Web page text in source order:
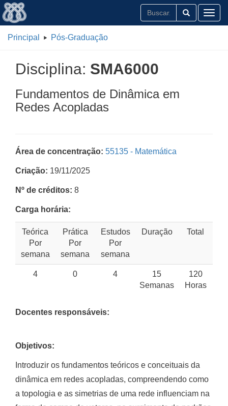
Principal Pós-Graduação
Disciplina: SMA6000
Fundamentos de Dinâmica em
Redes Acopladas
Área de concentração: 55135 - Matemática
Criação: 19/11/2025
Nº de créditos: 8
Carga horária:
Teórica
Por
semana
Prática
Por
semana
Estudos
Por
semana
Duração Total
4 0 4
15
Semanas
120
Horas
Docentes responsáveis:
Objetivos:
Introduzir os fundamentos teóricos e conceituais da
dinâmica em redes acopladas, compreendendo como
a topologia e as simetrias de uma rede influenciam na